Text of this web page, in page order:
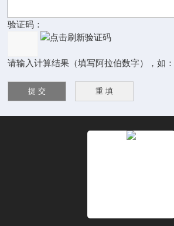
验证码：
请输入计算结果（填写阿拉伯数字），如